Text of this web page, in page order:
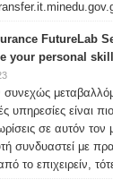
FutureLab
your personal
συνεχώς
υπηρεσίες είναι
σε αυτόν
συνδυαστεί με
το επιχειρείν,